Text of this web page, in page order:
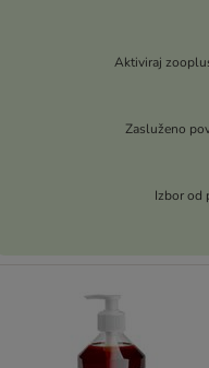
Aktiviraj
Zasluženo
Izbor od